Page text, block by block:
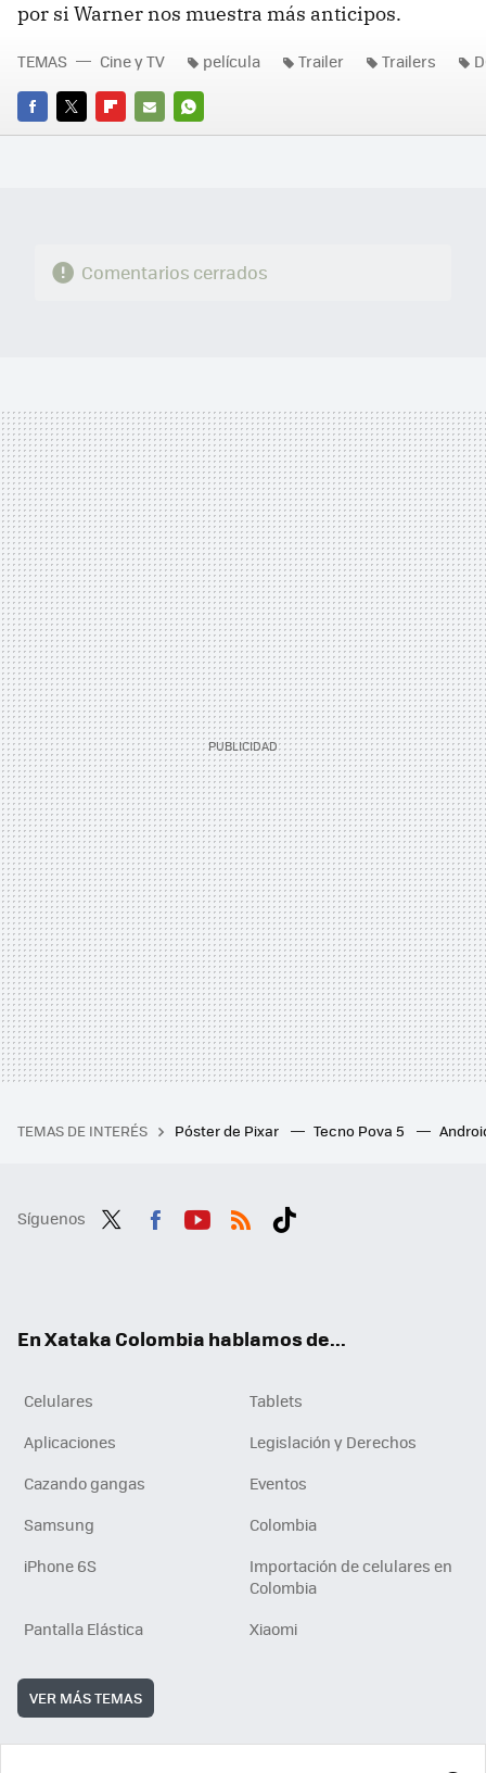
por si Warner nos muestra más anticipos.
FACEBOOK
TWITTERFLIPBOARD
E-
WHATSAPP
TEMAS Cine y TV película Trailer Trailers
Comentarios cerrados
TEMAS DE INTERÉS Póster de Pixar Tecno Pova 5
Síguenos
En Xataka Colombia hablamos de...
Celulares
Tablets
Aplicaciones
Legislación y Derechos
Cazando gangas
Eventos
Samsung
Colombia
iPhone 6S
Importación de celulares en
Colombia
Pantalla Elástica
Xiaomi
VER MÁS TEMAS